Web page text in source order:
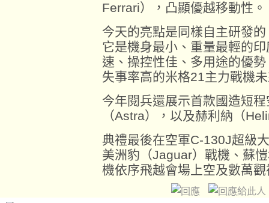
Ferrari），凸顯優越移動性。
今天的亮點是同樣自主研發
它是機身最小、重量最輕的
速、操控性佳、多用途的優
失事率高的米格21主力戰機
今年閱兵還展示首款國造短
（Astra），以及赫利納（
典禮最後在空軍C-130J超級
美洲豹（Jaguar）戰機、蘇
機依序飛越會場上空及數萬